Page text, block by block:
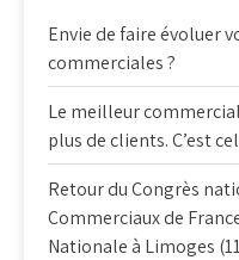
Envie de faire évoluer
commerciales ?
Le meilleur
plus de clients. C’est
Retour du Congrès
Commerciaux de
Nationale à Limoges